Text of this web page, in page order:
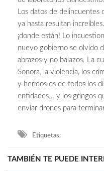
Los datos de delincuentes
ya hasta resultan increíbles.
¡donde están! Lo
nuevo gobierno se olvido
abrazos y no balazos. La
Sonora, la violencia, los
y heridos es de todos los
entidades… y los gringos
enviar drones para
Etiquetas:
TAMBIÉN TE PUEDE